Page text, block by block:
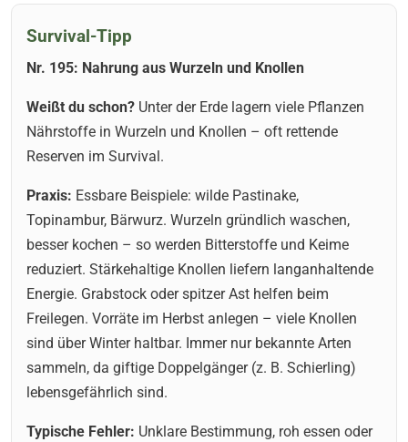
Survival-Tipp
Nr. 195: Nahrung aus Wurzeln und Knollen
Weißt du schon? Unter der Erde lagern viele Pflanzen
Nährstoffe in Wurzeln und Knollen – oft rettende
Reserven im Survival.
Praxis: Essbare Beispiele: wilde Pastinake,
Topinambur, Bärwurz. Wurzeln gründlich waschen,
besser kochen – so werden Bitterstoffe und Keime
reduziert. Stärkehaltige Knollen liefern langanhaltende
Energie. Grabstock oder spitzer Ast helfen beim
Freilegen. Vorräte im Herbst anlegen – viele Knollen
sind über Winter haltbar. Immer nur bekannte Arten
sammeln, da giftige Doppelgänger (z. B. Schierling)
lebensgefährlich sind.
Typische Fehler: Unklare Bestimmung, roh essen oder